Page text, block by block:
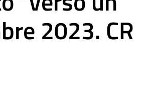
2023. CR